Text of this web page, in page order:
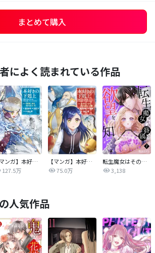
まとめて購入
によく読まれている作品
【マンガ】本好きの下剋上 第三部
127.5万
【マンガ】本好きの下剋上
75.0万
転生魔女はその眷属の欲望を知らない
3,138
人気作品